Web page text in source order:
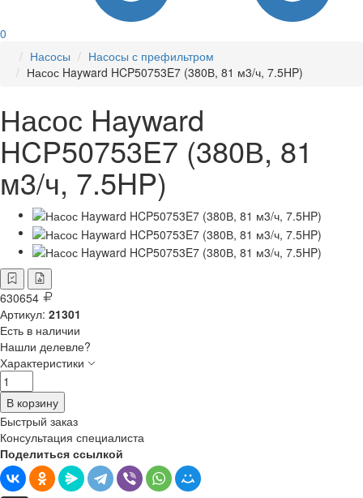
0
Насосы
Насосы с префильтром
Насос Hayward HCP50753E7 (380В, 81 м3/ч, 7.5HP)
Насос Hayward
HCP50753E7 (380В, 81
м3/ч, 7.5HP)
630654
Артикул: 21301
Есть в наличии
Нашли делевле?
Характеристики
В корзину
Быстрый заказ
Консультация специалиста
Поделиться ссылкой